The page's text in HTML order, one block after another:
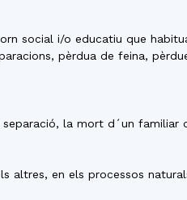
social i/o educatiu que
pèrdua de feina,
la mort d´un familiar
altres, en els processos